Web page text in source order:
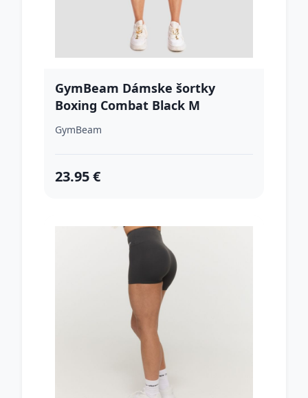
GymBeam Dámske šortky
Boxing Combat Black M
GymBeam
23.95 €